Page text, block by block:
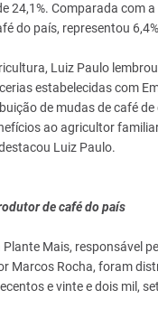
24,1%. Comparada com
do país, representou
Luiz Paulo
estabelecidas com
de mudas de café
ao agricultor
Luiz Paulo.
de café do país
Mais, responsável
Marcos Rocha, foram
e vinte e dois mil,